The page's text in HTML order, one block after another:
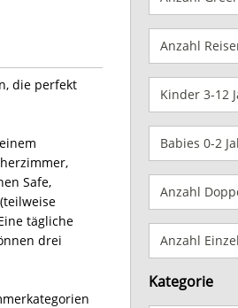
die perfekt
Safe,
tägliche
drei
Kategorie